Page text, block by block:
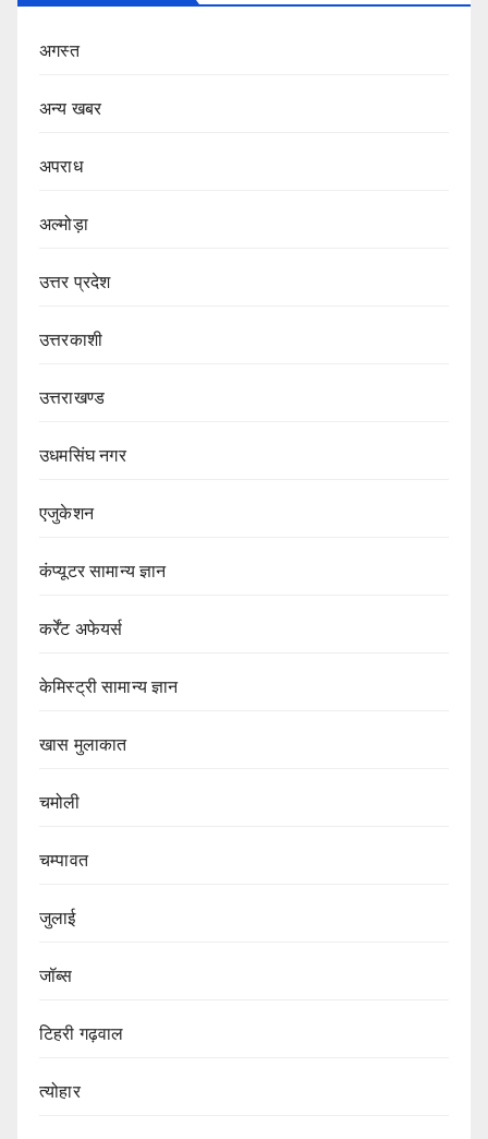
अगस्त
अन्य खबर
अपराध
अल्मोड़ा
उत्तर प्रदेश
उत्तरकाशी
उत्तराखण्ड
उधमसिंघ नगर
एजुकेशन
कंप्यूटर सामान्य ज्ञान
कर्रेंट अफेयर्स
केमिस्ट्री सामान्य ज्ञान
खास मुलाकात
चमोली
चम्पावत
जुलाई
जॉब्स
टिहरी गढ़वाल
त्योहार